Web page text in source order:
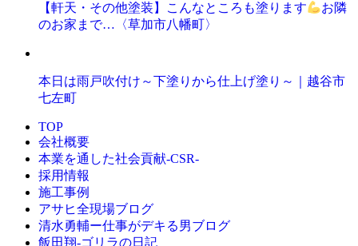
【軒天・その他塗装】こんなところも塗ります
お隣
のお家まで…〈草加市八幡町〉
本日は雨戸吹付け～下塗りから仕上げ塗り～｜越谷市
七左町
TOP
会社概要
本業を通した社会貢献-CSR-
採用情報
施工事例
アサヒ全現場ブログ
清水勇輔ー仕事がデキる男ブログ
飯田翔-ゴリラの日記